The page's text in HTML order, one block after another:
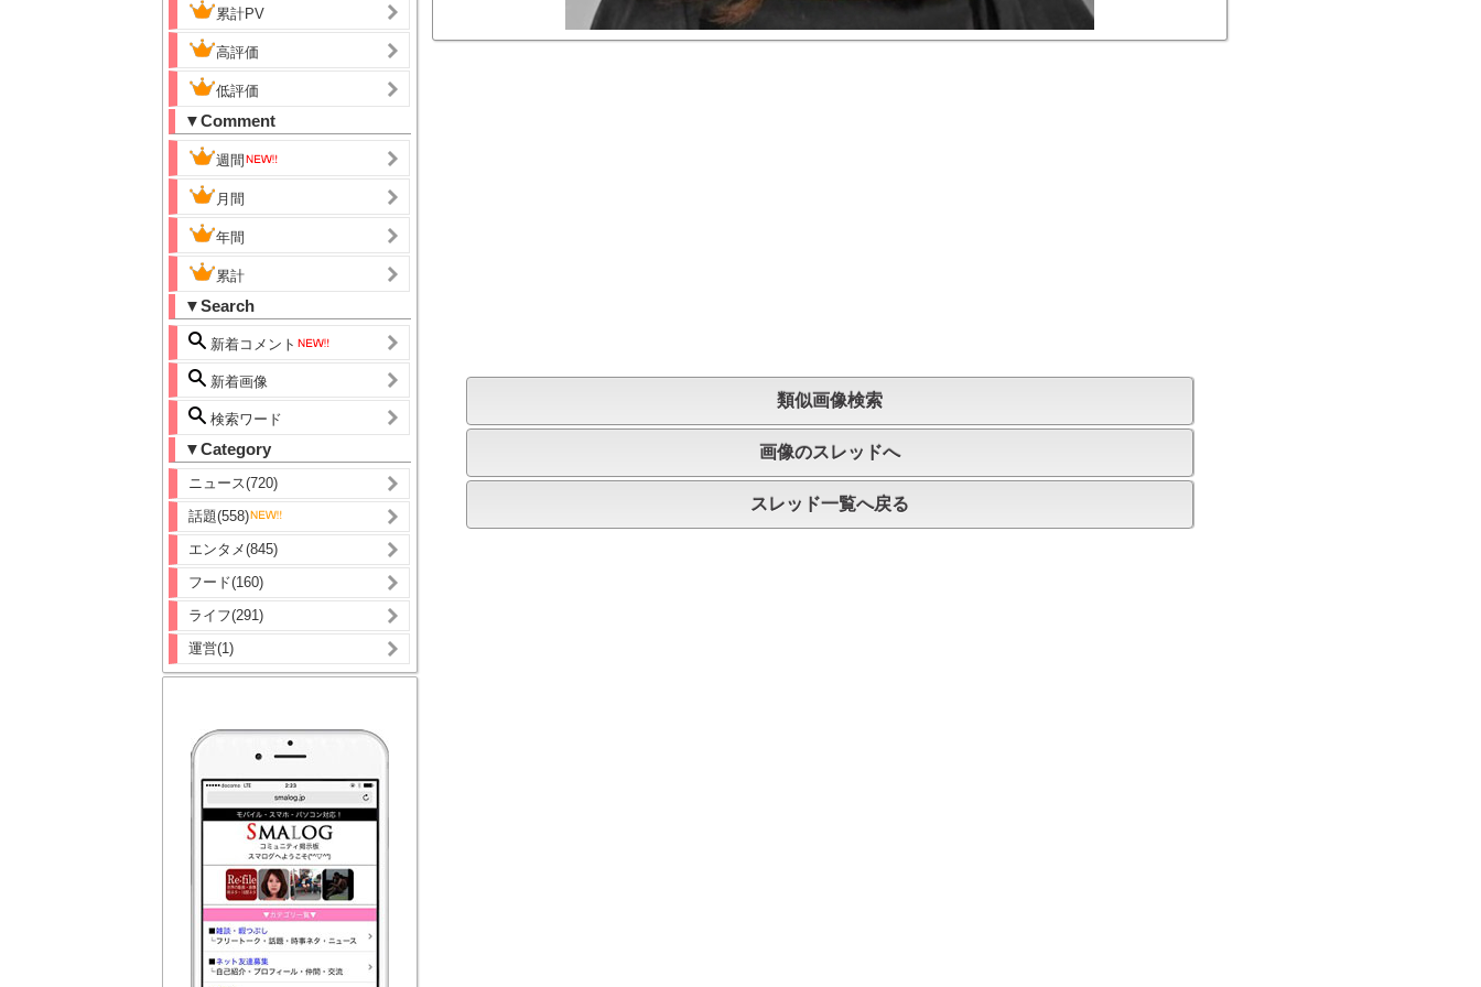
累計PV
高評価
低評価
▼Comment
週間
月間
年間
累計
▼Search
新着コメント
新着画像
検索ワード
▼Category
ニュース(720)
話題(558)
エンタメ(845)
フード(160)
ライフ(291)
運営(1)
類似画像検索
画像のスレッドへ
スレッド一覧へ戻る